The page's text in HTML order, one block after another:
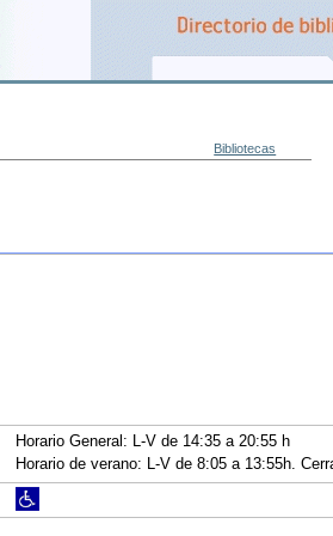
Bibliotecas
Horario General: L-V de 14:35 a 20:55 h
Horario de verano: L-V de 8:05 a 13:55h.